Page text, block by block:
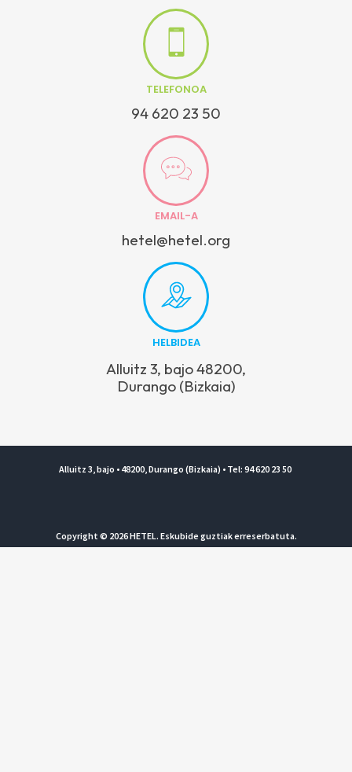
TELEFONOA
94 620 23 50
EMAIL-A
hetel@hetel.org
HELBIDEA
Alluitz 3, bajo 48200,
Durango (Bizkaia)
Alluitz 3, bajo • 48200, Durango (Bizkaia) • Tel: 94 620 23 50
Copyright © 2026 HETEL. Eskubide guztiak erreserbatuta.